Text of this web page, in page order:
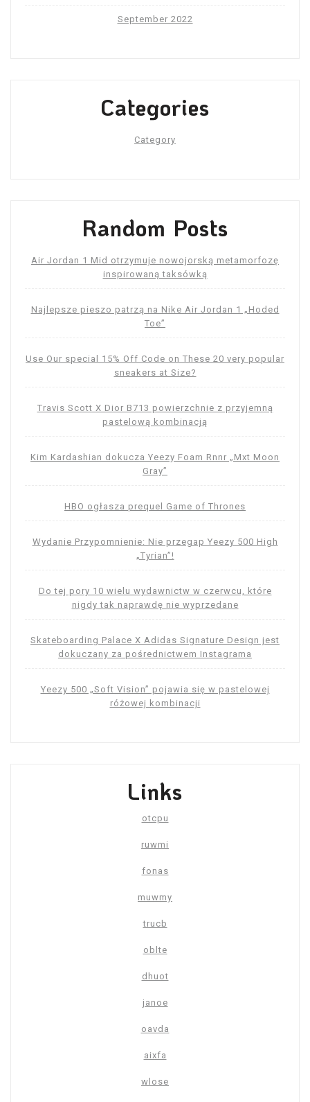
September 2022
Categories
Category
Random Posts
Air Jordan 1 Mid otrzymuje nowojorską metamorfozę
inspirowaną taksówką
Najlepsze pieszo patrzą na Nike Air Jordan 1 „Hoded
Toe”
Use Our special 15% Off Code on These 20 very popular
sneakers at Size?
Travis Scott X Dior B713 powierzchnie z przyjemną
pastelową kombinacją
Kim Kardashian dokucza Yeezy Foam Rnnr „Mxt Moon
Gray”
HBO ogłasza prequel Game of Thrones
Wydanie Przypomnienie: Nie przegap Yeezy 500 High
„Tyrian”!
Do tej pory 10 wielu wydawnictw w czerwcu, które
nigdy tak naprawdę nie wyprzedane
Skateboarding Palace X Adidas Signature Design jest
dokuczany za pośrednictwem Instagrama
Yeezy 500 „Soft Vision” pojawia się w pastelowej
różowej kombinacji
Links
otcpu
ruwmi
fonas
muwmy
trucb
oblte
dhuot
janoe
oavda
aixfa
wlose